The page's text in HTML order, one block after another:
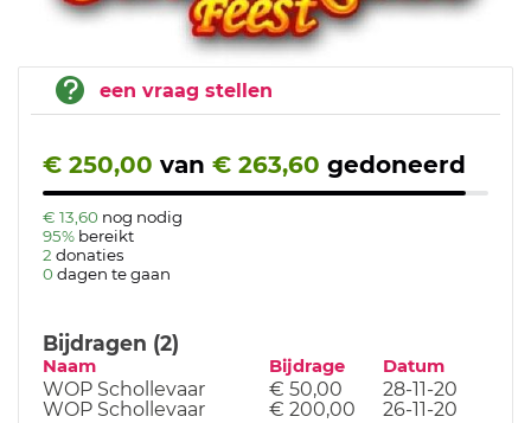
een vraag stellen
€ 250,00 van € 263,60 gedoneerd
€ 13,60 nog nodig
95% bereikt
2 donaties
0 dagen te gaan
Bijdragen (2)
Naam Bijdrage Datum
WOP Schollevaar € 50,00
28-11-20
WOP Schollevaar
€ 200,00 26-11-20